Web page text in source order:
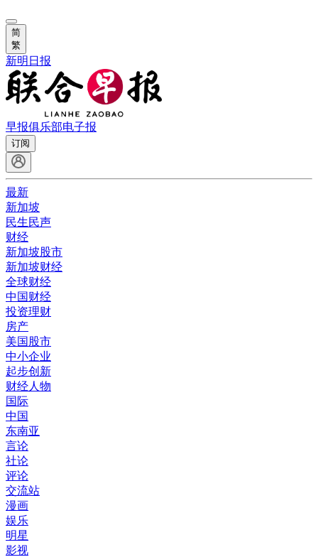
简
繁
新明日报
早报俱乐部电子报
订阅
最新
新加坡
民生民声
财经
新加坡股市
新加坡财经
全球财经
中国财经
投资理财
房产
美国股市
中小企业
起步创新
财经人物
国际
中国
东南亚
言论
社论
评论
交流站
漫画
娱乐
明星
影视